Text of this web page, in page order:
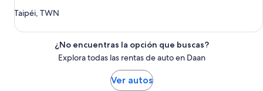
Taipéi, TWN
¿No encuentras la opción que buscas?
Explora todas las rentas de auto en Daan
Ver autos